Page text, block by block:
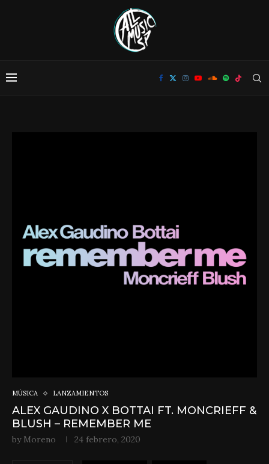
MÚSICA LANZAMIENTOS
ALEX GAUDINO X BOTTAI FT. MONCRIEFF &
BLUSH – REMEMBER ME
by Moreno 24 febrero, 2020